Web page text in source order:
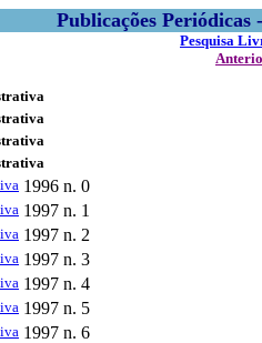
Publicações
Pesquisa
1996 n. 0
1997 n. 1
1997 n. 2
1997 n. 3
1997 n. 4
1997 n. 5
1997 n. 6